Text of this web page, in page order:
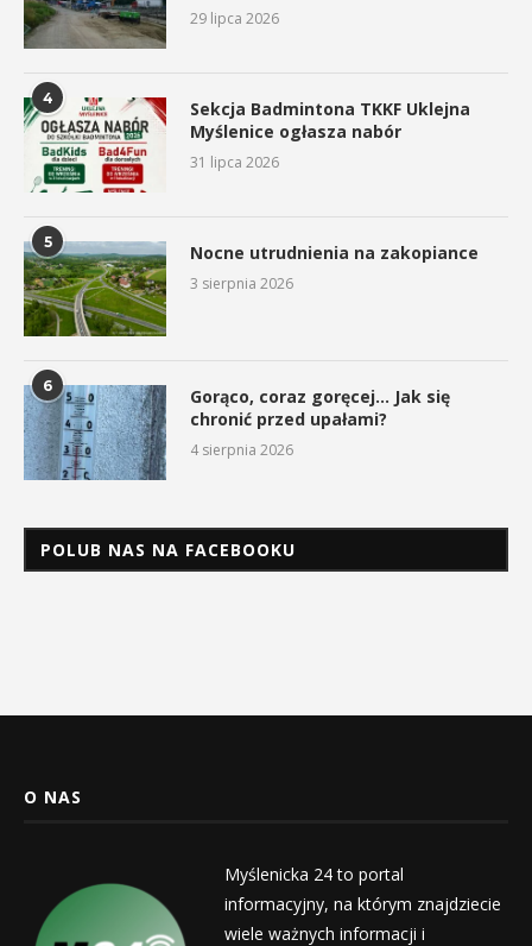
29 lipca 2026
4
Sekcja Badmintona TKKF Uklejna
Myślenice ogłasza nabór
31 lipca 2026
5 Nocne utrudnienia na zakopiance
3 sierpnia 2026
6
Gorąco, coraz goręcej… Jak się
chronić przed upałami?
4 sierpnia 2026
POLUB NAS NA FACEBOOKU
O NAS
Myślenicka 24 to portal
informacyjny, na którym znajdziecie
wiele ważnych informacji i